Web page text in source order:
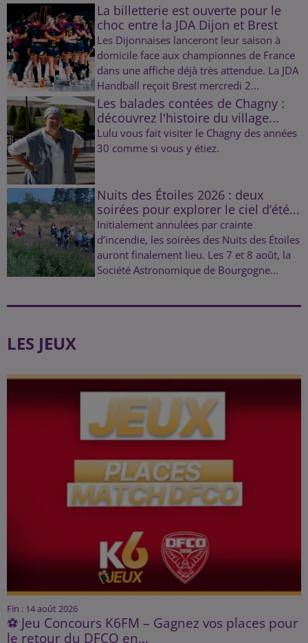
La billetterie est ouverte pour le
choc entre la JDA Dijon et Brest
Les Dijonnaises lanceront leur saison à
domicile face aux championnes de France
dans une affiche déjà très attendue. La JDA
Handball reçoit Brest mercredi 2...
Les balades contées de Chagny :
découvrez l'histoire du village...
Lulu vous fait visiter le Chagny des années
30 comme si vous y étiez.
Nuits des Étoiles 2026 : deux
soirées pour explorer le ciel d’été...
Initialement annulées par crainte
d’incendie, les soirées des Nuits des Étoiles
auront finalement lieu. Les 7 et 8 août, la
Société Astronomique de Bourgogne...
LES JEUX
Fin : 14 août 2026
⚽ Jeu Concours K6FM – Gagnez vos places pour
le retour du DFCO en...